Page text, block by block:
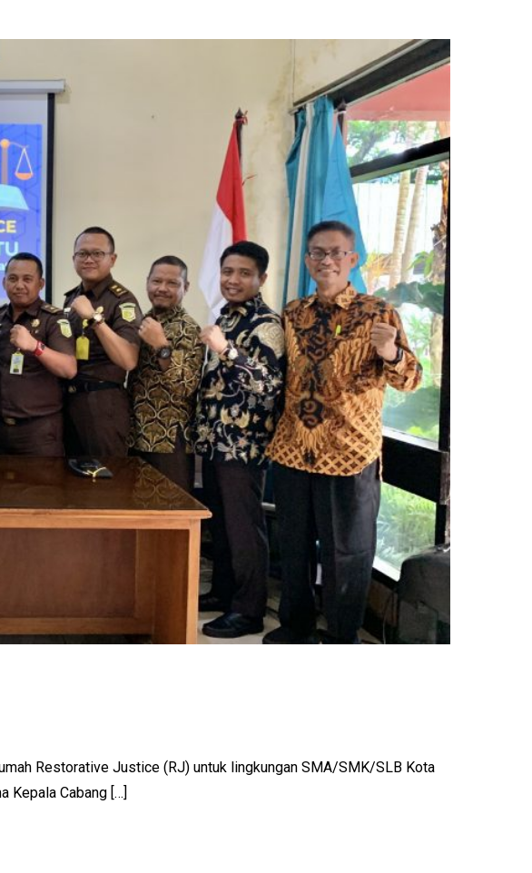
Restorative Justice (RJ) untuk lingkungan SMA/SMK/SLB Kota
Kepala Cabang […]